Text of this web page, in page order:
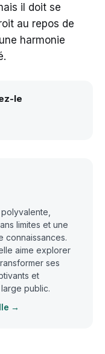
il doit se
au repos de
harmonie
le
limites et une
connaissances.
aime explorer
ses
et
public.
→